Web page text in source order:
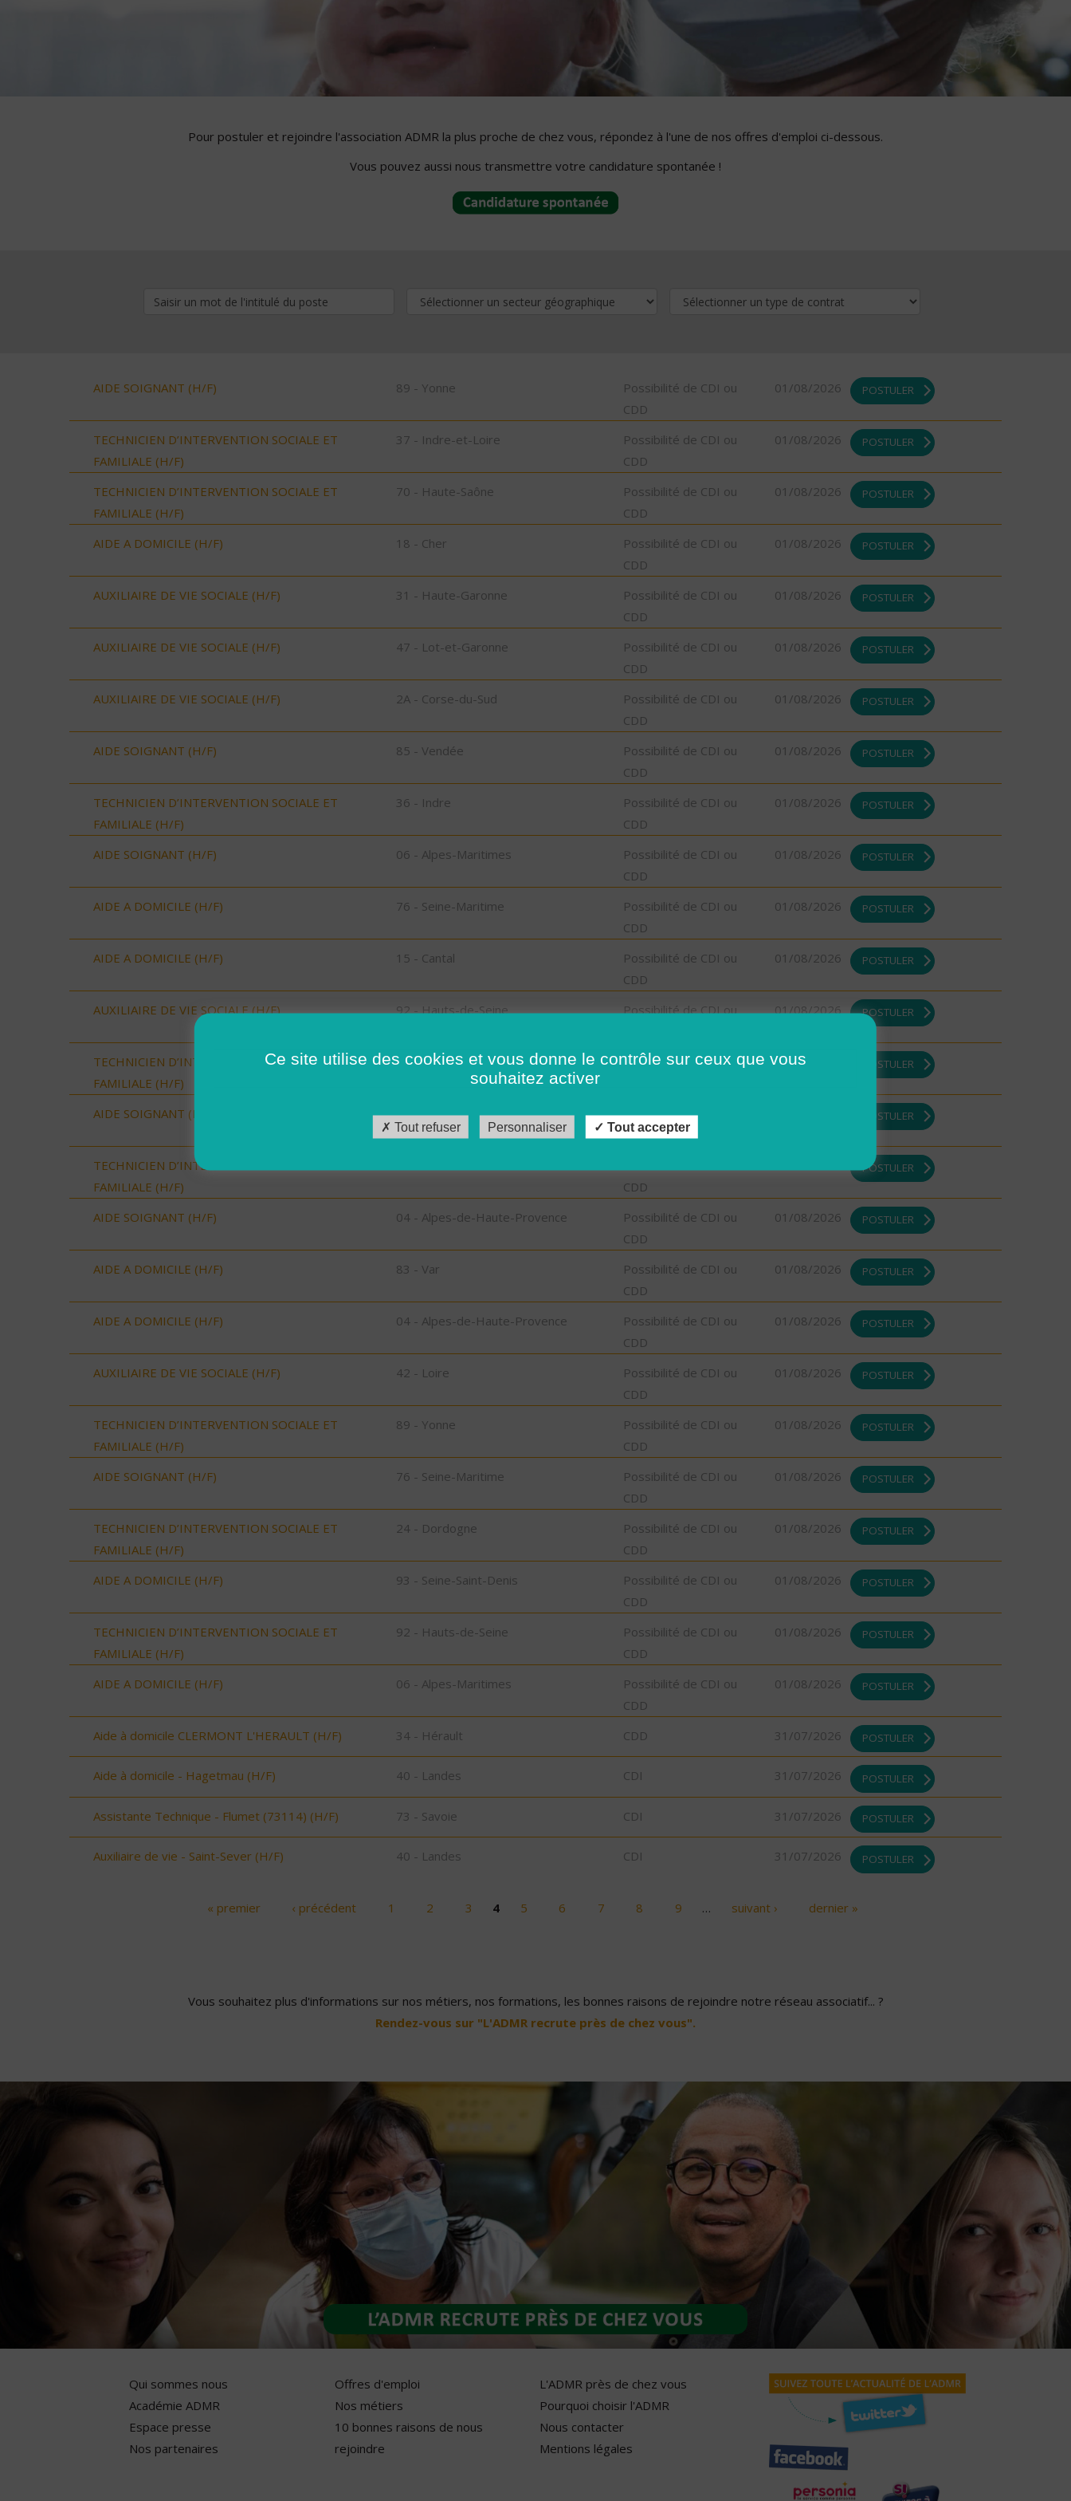
Pour postuler et rejoindre l'association ADMR la plus proche de chez vous, répondez à l'une de nos offres d'emploi ci-dessous.
Vous pouvez aussi nous transmettre votre candidature spontanée !
AIDE SOIGNANT (H/F) 89 - Yonne
Possibilité de CDI ou
CDD
01/08/2026 POSTULER
TECHNICIEN D’INTERVENTION SOCIALE ET
FAMILIALE (H/F)
37 - Indre-et-Loire
Possibilité de CDI ou
CDD
01/08/2026 POSTULER
TECHNICIEN D’INTERVENTION SOCIALE ET
FAMILIALE (H/F)
70 - Haute-Saône
Possibilité de CDI ou
CDD
01/08/2026 POSTULER
AIDE A DOMICILE (H/F) 18 - Cher
Possibilité de CDI ou
CDD
01/08/2026 POSTULER
AUXILIAIRE DE VIE SOCIALE (H/F) 31 - Haute-Garonne
Possibilité de CDI ou
CDD
01/08/2026 POSTULER
AUXILIAIRE DE VIE SOCIALE (H/F) 47 - Lot-et-Garonne
Possibilité de CDI ou
CDD
01/08/2026 POSTULER
AUXILIAIRE DE VIE SOCIALE (H/F) 2A - Corse-du-Sud
Possibilité de CDI ou
CDD
01/08/2026 POSTULER
AIDE SOIGNANT (H/F) 85 - Vendée
Possibilité de CDI ou
CDD
01/08/2026 POSTULER
TECHNICIEN D’INTERVENTION SOCIALE ET
FAMILIALE (H/F)
36 - Indre
Possibilité de CDI ou
CDD
01/08/2026 POSTULER
AIDE SOIGNANT (H/F) 06 - Alpes-Maritimes
Possibilité de CDI ou
CDD
01/08/2026 POSTULER
AIDE A DOMICILE (H/F) 76 - Seine-Maritime
Possibilité de CDI ou
CDD
01/08/2026 POSTULER
AIDE A DOMICILE (H/F) 15 - Cantal
Possibilité de CDI ou
CDD
01/08/2026 POSTULER
AUXILIAIRE DE VIE SOCIALE (H/F) 92 - Hauts-de-Seine
Possibilité de CDI ou
01/08/2026 POSTULER
TECHNICIEN D’INTERVENTION SOCIALE ET
FAMILIALE (H/F)
91 - Essonne
Possibilité de CDI ou
01/08/2026 POSTULER
AIDE SOIGNANT (H/F) 81 - Tarn
Possibilité de CDI ou
CDD
POSTULER
TECHNICIEN D’INTERVENTION SOCIALE ET
FAMILIALE (H/F)
CDD
POSTULER
AIDE SOIGNANT (H/F) 04 - Alpes-de-Haute-Provence
Possibilité de CDI ou
CDD
01/08/2026 POSTULER
AIDE A DOMICILE (H/F) 83 - Var
Possibilité de CDI ou
CDD
01/08/2026 POSTULER
AIDE A DOMICILE (H/F) 04 - Alpes-de-Haute-Provence
Possibilité de CDI ou
CDD
01/08/2026 POSTULER
AUXILIAIRE DE VIE SOCIALE (H/F) 42 - Loire
Possibilité de CDI ou
CDD
01/08/2026 POSTULER
TECHNICIEN D’INTERVENTION SOCIALE ET
FAMILIALE (H/F)
89 - Yonne
Possibilité de CDI ou
CDD
01/08/2026 POSTULER
AIDE SOIGNANT (H/F) 76 - Seine-Maritime
Possibilité de CDI ou
CDD
01/08/2026 POSTULER
TECHNICIEN D’INTERVENTION SOCIALE ET
FAMILIALE (H/F)
24 - Dordogne
Possibilité de CDI ou
CDD
01/08/2026 POSTULER
AIDE A DOMICILE (H/F) 93 - Seine-Saint-Denis
Possibilité de CDI ou
CDD
01/08/2026 POSTULER
TECHNICIEN D’INTERVENTION SOCIALE ET
FAMILIALE (H/F)
92 - Hauts-de-Seine
Possibilité de CDI ou
CDD
01/08/2026 POSTULER
AIDE A DOMICILE (H/F) 06 - Alpes-Maritimes
Possibilité de CDI ou
CDD
01/08/2026 POSTULER
Aide à domicile CLERMONT L'HERAULT (H/F) 34 - Hérault CDD 31/07/2026 POSTULER
Aide à domicile - Hagetmau (H/F) 40 - Landes CDI 31/07/2026 POSTULER
Assistante Technique - Flumet (73114) (H/F) 73 - Savoie CDI 31/07/2026 POSTULER
Auxiliaire de vie - Saint-Sever (H/F) 40 - Landes CDI 31/07/2026 POSTULER
« premier ‹ précédent 1 2 3 4 5 6 7 8 9 … suivant › dernier »
Vous souhaitez plus d'informations sur nos métiers, nos formations, les bonnes raisons de rejoindre notre réseau associatif... ?
Rendez-vous sur "L'ADMR recrute près de chez vous".
Qui sommes nous
Académie ADMR
Espace presse
Nos partenaires
Offres d'emploi
Nos métiers
10 bonnes raisons de nous
rejoindre
L'ADMR près de chez vous
Pourquoi choisir l'ADMR
Nous contacter
Mentions légales
Ce site utilise des cookies et vous donne le contrôle sur ceux que vous
souhaitez activer
Tout refuser Personnaliser Tout accepter